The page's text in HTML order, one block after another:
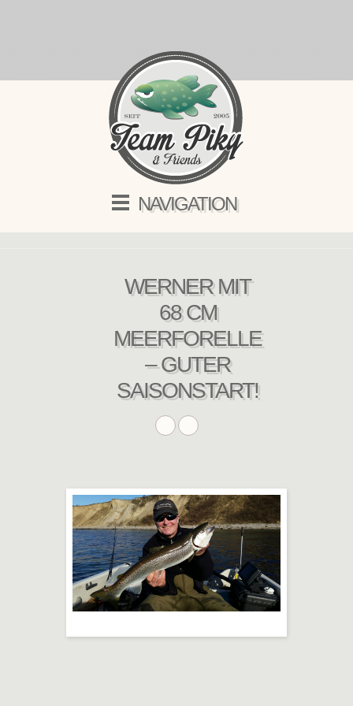
NAVIGATION
WERNER MIT
68 CM
MEERFORELLE
– GUTER
SAISONSTART!